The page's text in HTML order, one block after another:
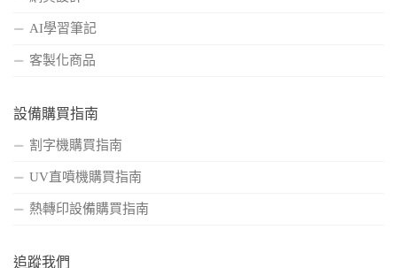
AI學習筆記
客製化商品
設備購買指南
割字機購買指南
UV直噴機購買指南
熱轉印設備購買指南
追蹤我們